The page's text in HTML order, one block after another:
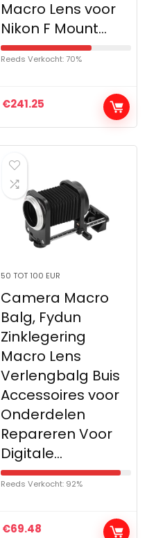
Macro Lens voor
Nikon F Mount…
Reeds Verkocht: 70%
€241.25
50 TOT 100 EUR
Camera Macro
Balg, Fydun
Zinklegering
Macro Lens
Verlengbalg Buis
Accessoires voor
Onderdelen
Repareren Voor
Digitale…
Reeds Verkocht: 92%
€69.48